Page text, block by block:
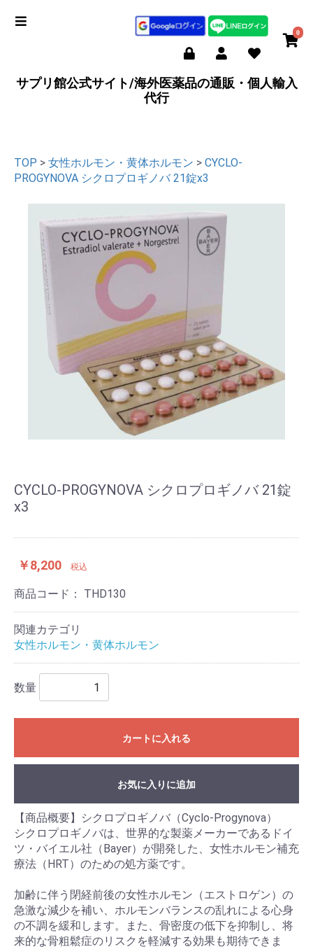
0
サプリ館公式サイト/海外医薬品の通販・個人輸入
代行
TOP > 女性ホルモン・黄体ホルモン > CYCLO-
PROGYNOVA シクロプロギノバ 21錠x3
CYCLO-PROGYNOVA シクロプロギノバ 21錠
x3
￥8,200 税込
商品コード： THD130
関連カテゴリ
女性ホルモン・黄体ホルモン
数量
カートに入れる
お気に入りに追加
【商品概要】シクロプロギノバ（Cyclo-Progynova）
シクロプロギノバは、世界的な製薬メーカーであるドイ
ツ・バイエル社（Bayer）が開発した、女性ホルモン補充
療法（HRT）のための処方薬です。
加齢に伴う閉経前後の女性ホルモン（エストロゲン）の
急激な減少を補い、ホルモンバランスの乱れによる心身
の不調を緩和します。また、骨密度の低下を抑制し、将
来的な骨粗鬆症のリスクを軽減する効果も期待できま